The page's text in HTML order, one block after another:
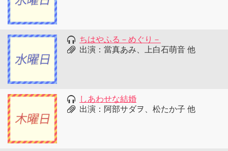
ちはやふる－めぐり－
出演：當真あみ、上白石萌音 他
しあわせな結婚
出演：阿部サダヲ、松たか子 他